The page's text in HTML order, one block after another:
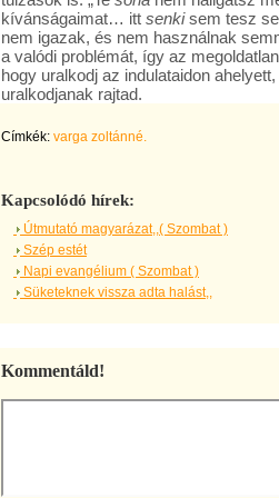
kívánságaimat… itt senkisem tesz
nem igazak, és nem használnak
a valódi problémát, így az
hogy uralkodj az indulataidon
uralkodjanak rajtad.
Címkék: varga zoltánné.
Kapcsolódó hírek:
Útmutató magyarázat,,( Szombat )
Szép estét
Napi evangélium ( Szombat )
Süketeknek vissza adta halást,,
Kommentáld!